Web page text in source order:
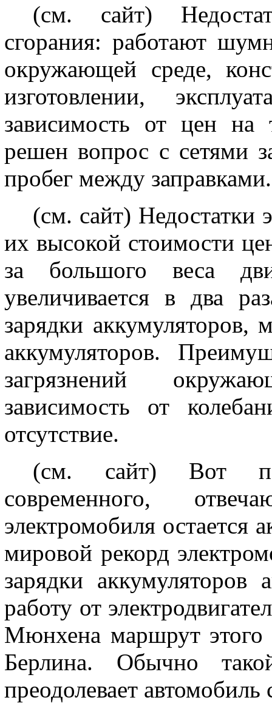
(см. сайт)
сгорания: работают
окружающей среде,
изготовлении,
зависимость от цен
решен вопрос с сетями
пробег между заправками.
(см. сайт) Недостатки
их высокой стоимости
за большого веса
увеличивается в два
зарядки
аккумуляторов.
загрязнений
зависимость от
отсутствие.
(см. сайт)
Вот
современного,
электромобиля остается
мировой рекорд
зарядки аккумуляторов
работу от
Мюнхена маршрут этого
Берлина. Обычно
преодолевает